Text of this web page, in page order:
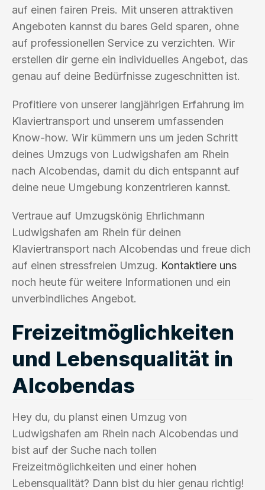
auf einen fairen Preis. Mit unseren attraktiven
Angeboten kannst du bares Geld sparen, ohne
auf professionellen Service zu verzichten. Wir
erstellen dir gerne ein individuelles Angebot, das
genau auf deine Bedürfnisse zugeschnitten ist.
Profitiere von unserer langjährigen Erfahrung im
Klaviertransport und unserem umfassenden
Know-how. Wir kümmern uns um jeden Schritt
deines Umzugs von Ludwigshafen am Rhein
nach Alcobendas, damit du dich entspannt auf
deine neue Umgebung konzentrieren kannst.
Vertraue auf Umzugskönig Ehrlichmann
Ludwigshafen am Rhein für deinen
Klaviertransport nach Alcobendas und freue dich
auf einen stressfreien Umzug. Kontaktiere uns
noch heute für weitere Informationen und ein
unverbindliches Angebot.
Freizeitmöglichkeiten
und Lebensqualität in
Alcobendas
Hey du, du planst einen Umzug von
Ludwigshafen am Rhein nach Alcobendas und
bist auf der Suche nach tollen
Freizeitmöglichkeiten und einer hohen
Lebensqualität? Dann bist du hier genau richtig!